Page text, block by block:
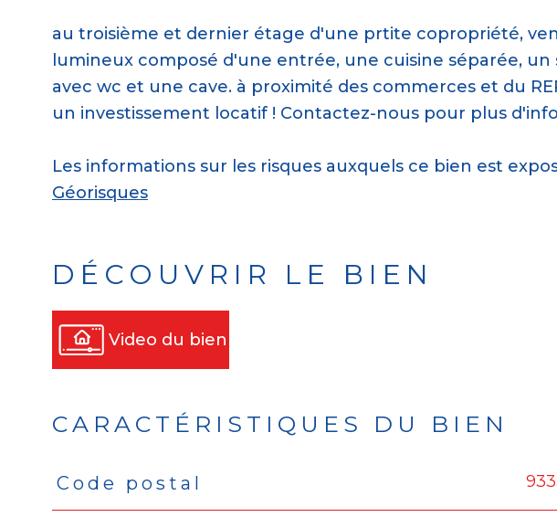
au troisième et dernier étage d'une prtite copropriété,
lumineux composé d'une entrée, une cuisine séparée,
avec wc et une cave. à proximité des commerces et du
un investissement locatif ! Contactez-nous pour plus
Les informations sur les risques auxquels ce bien est
Géorisques
DÉCOUVRIR LE BIEN
Video du bien
CARACTÉRISTIQUES DU BIEN
Caractéristiques
Code postal